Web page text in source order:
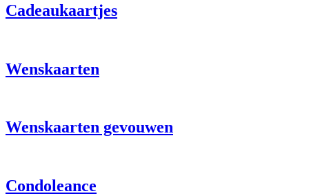
Cadeaukaartjes
Wenskaarten
Wenskaarten gevouwen
Condoleance